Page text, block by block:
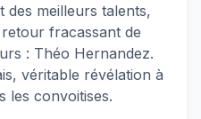
meilleurs talents,
fracassant de
: Théo Hernandez.
véritable révélation à
les convoitises.